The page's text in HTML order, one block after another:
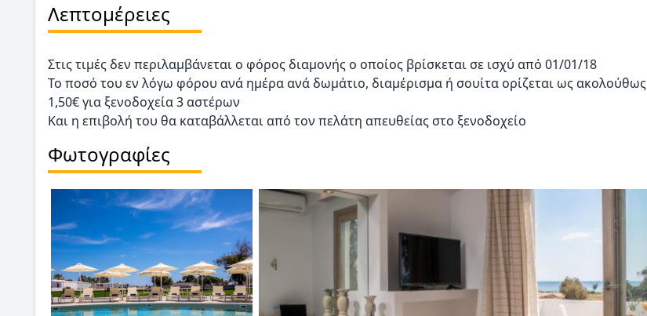
Λεπτομέρειες
Στις τιμές δεν περιλαμβάνεται ο φόρος διαμονής ο οποίος βρίσκεται σε ισχύ από 01/01/18
Το ποσό του εν λόγω φόρου ανά ημέρα ανά δωμάτιο, διαμέρισμα ή σουίτα ορίζεται ως ακολούθως
1,50€ για ξενοδοχεία 3 αστέρων
Και η επιβολή του θα καταβάλλεται από τον πελάτη απευθείας στο ξενοδοχείο
Φωτογραφίες